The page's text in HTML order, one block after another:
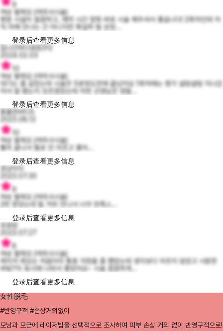
9
여성 팔제모 (여의사시술)
병원 시설이 깔끔하고, 예약 시간 맞춰 바로 시술 해주셔서 좋습니다! 2회차인데 아
직 아예 안나는 건 아니지만 확실히 털 성장...
登录后查看更多信息
집나간바다표범312
여성 팔제모 (여의사시술)
대기는 좀 길었는데 시술은 5분정도만에 끝났어요 1회차때는 뭔가 설렁설렁 지나갔
어서 잘 됐는지 모르겠었는데 이번 선생님은 정말...
登录后查看更多信息
황홀한버디5
2023.08.12
여성 팔제모 (여의사시술)
빨리 끝나서 별로 안 아프고 좋아...
登录后查看更多信息
호냥이이
2023.07.30
9
여성 팔제모 (여의사시술)
2번 받았는데 털 거의 안나서 너무 만족스...
登录后查看更多信息
유효랑
8
여성 팔제모 (여의사시술)
레이저 제모는 처음이라 통증 걱정을 좀 했었는데 생각보다 아프지 않았고 시원한
바람?이 동시에 나와서 좋았어요~ 시술 꼼꼼하게...
登录后查看更多信息
女性脱毛
#반영구적 #손상거의없이
모낭과 모근에 레이저빔을 선택적으로 조사하여 피부 손상 거의 없이 반영구적으로!